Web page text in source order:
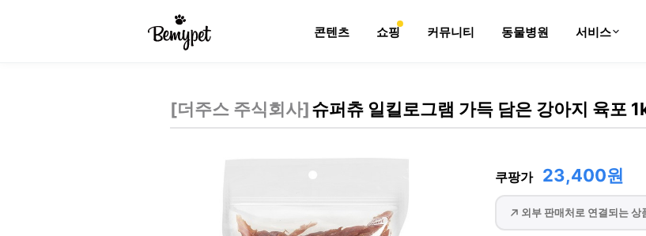
콘텐츠 쇼핑 커뮤니티 동물병원 서비스
[더주스 주식회사]슈퍼츄 일킬로그램 가득 담은 강아지 육포
쿠팡가 23,400원
외부 판매처로 연결되는 상